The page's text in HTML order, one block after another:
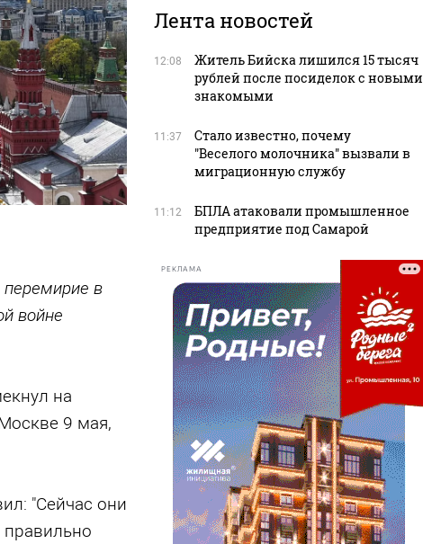
в
войне
на
9 мая,
"Сейчас они
Лента новостей
12:08
Житель Бийска лишился 15 тысяч
рублей после посиделок с новыми
знакомыми
11:37
Стало известно, почему
"Веселого молочника" вызвали в
миграционную службу
11:12
БПЛА атаковали промышленное
предприятие под Самарой
РЕКЛАМА